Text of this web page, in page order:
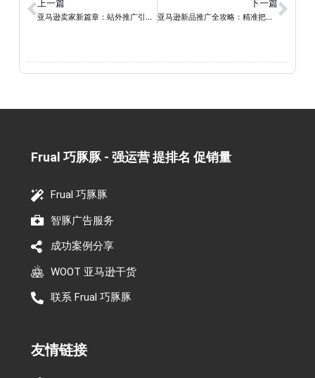
上一篇
亚马逊卖家新篇章：站外推广引流秘籍与平台大揭秘
下一篇
亚马逊新品推广全攻略：精准把握市场，助您赢在起跑线
Frual 巧豚豚 - 强运营 提排名 促销量​
Frual 巧豚豚
智豚广告服务
成功案例分享
WOOT 亚马逊干货
联系 Frual 巧豚豚
友情链接